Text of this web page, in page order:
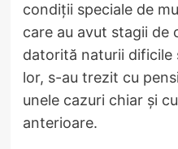
condiții speciale de
care au avut stagii de
datorită naturii dificile
lor, s-au trezit cu
unele cazuri chiar și
anterioare.